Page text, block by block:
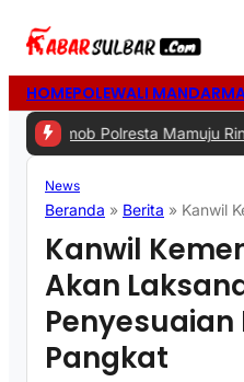
HOMEPOLEWALI MANDAR
Polresta Mamuju Ringkus
News
Beranda » Berita » Kanwil
Kanwil
Akan
Penyesuaian
Pangkat